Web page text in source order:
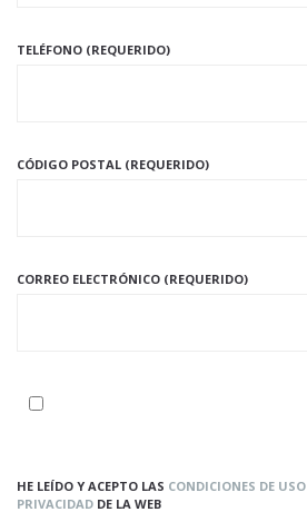
TELÉFONO (REQUERIDO)
CÓDIGO POSTAL (REQUERIDO)
CORREO ELECTRÓNICO (REQUERIDO)
HE LEÍDO Y ACEPTO LAS CONDICIONES DE USO
PRIVACIDAD DE LA WEB